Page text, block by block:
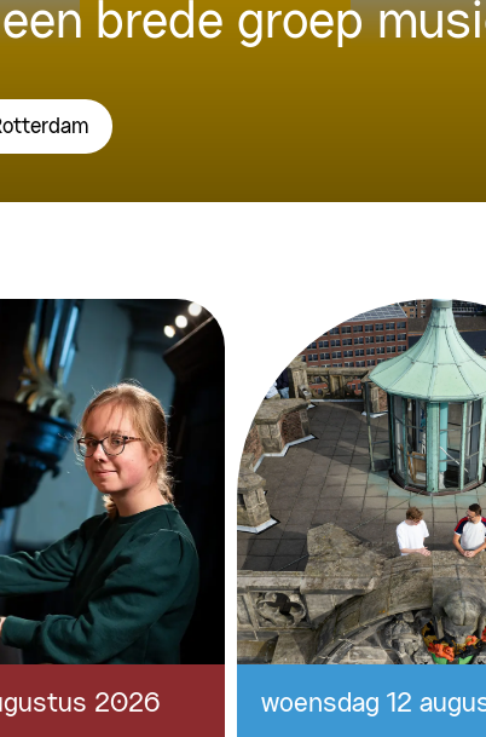
brede groep
2026 woensdag 12